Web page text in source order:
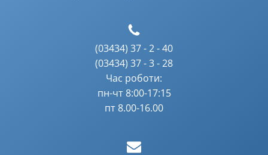
(03434) 37 - 2 - 40
(03434) 37 - 3 - 28
Час роботи:
пн-чт 8:00-17:15
пт 8.00-16.00